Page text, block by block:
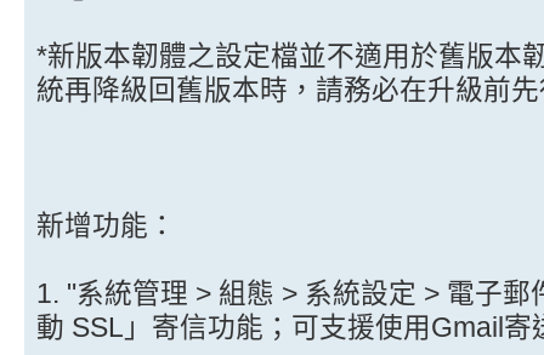
*新版本韌體之設定檔並不適用於舊版本
統再降級回舊版本時，請務必在升級前
新增功能：
1. "系統管理 > 組態 > 系統設定 > 電子
動 SSL」寄信功能；可支援使用Gmail寄